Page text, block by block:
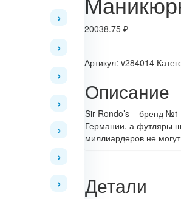
20038.75 ₽
Артикул: v284014
Описание
Sir Rondo’s – бренд
Германии, а футляры
миллиардеров не
Детали